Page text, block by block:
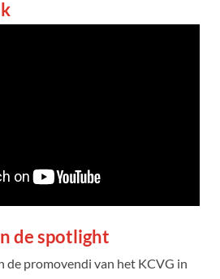
de spotlight
de promovendi van het KCVG in